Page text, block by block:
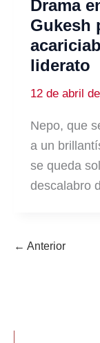
Drama
Gukesh
liderato
12 de abril
Nepo, que
a un
se queda
descalabro
← Anterior